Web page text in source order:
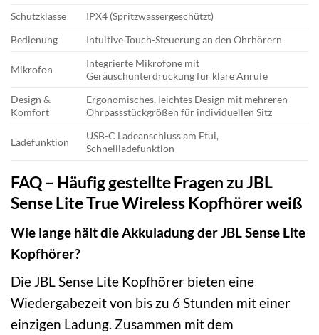
Schutzklasse
IPX4 (Spritzwassergeschützt)
Bedienung
Intuitive Touch-Steuerung an den Ohrhörern
Mikrofon
Integrierte Mikrofone mit
Geräuschunterdrückung für klare Anrufe
Design &
Komfort
Ergonomisches, leichtes Design mit mehreren
Ohrpassstückgrößen für individuellen Sitz
Ladefunktion
USB-C Ladeanschluss am Etui,
Schnellladefunktion
FAQ – Häufig gestellte Fragen zu JBL
Sense Lite True Wireless Kopfhörer weiß
Wie lange hält die Akkuladung der JBL Sense Lite
Kopfhörer?
Die JBL Sense Lite Kopfhörer bieten eine
Wiedergabezeit von bis zu 6 Stunden mit einer
einzigen Ladung. Zusammen mit dem